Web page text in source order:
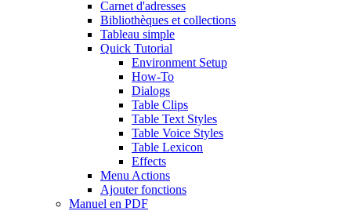
Carnet d'adresses
Bibliothèques et collections
Tableau simple
Quick Tutorial
Environment Setup
How-To
Dialogs
Table Clips
Table Text Styles
Table Voice Styles
Table Lexicon
Effects
Menu Actions
Ajouter fonctions
Manuel en PDF